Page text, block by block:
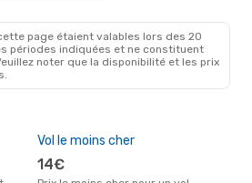
page étaient valables lors des 20
périodes indiquées et ne constituent
noter que la disponibilité et les prix
Vol le moins cher
14€